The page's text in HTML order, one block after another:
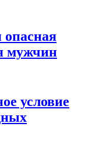
опасная
мужчин
условие